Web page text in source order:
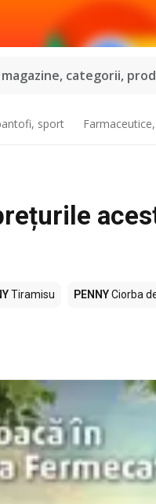
categorii,
sport
Tiramisu PENNYCiorba